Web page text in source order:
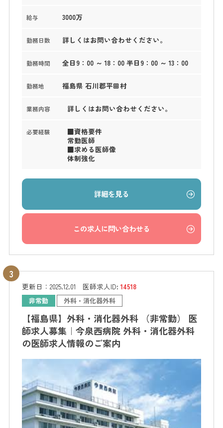
給与 3000万
勤務日数 詳しくはお問い合わせください。
勤務時間 全日9：00 ～ 18：00 半日9：00 ～ 13：00
勤務地 福島県 石川郡平田村
業務内容 詳しくはお問い合わせください。
必要経験
■資格要件
常勤医師
■求める医師像
体制強化
詳細を見る
この求人に問い合わせる
更新日： 2025.12.01 医師求人ID:14518
非常勤 外科・消化器外科
【福島県】外科・消化器外科 （非常勤） 医
師求人募集｜今泉西病院 外科・消化器外科
の医師求人情報のご案内